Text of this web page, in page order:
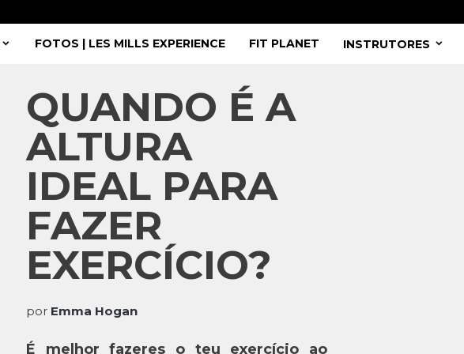
FOTOS | LES MILLS EXPERIENCE FIT PLANET INSTRUTORES
QUANDO É A
ALTURA
IDEAL PARA
FAZER
EXERCÍCIO?
por Emma Hogan
É melhor fazeres o teu exercício ao